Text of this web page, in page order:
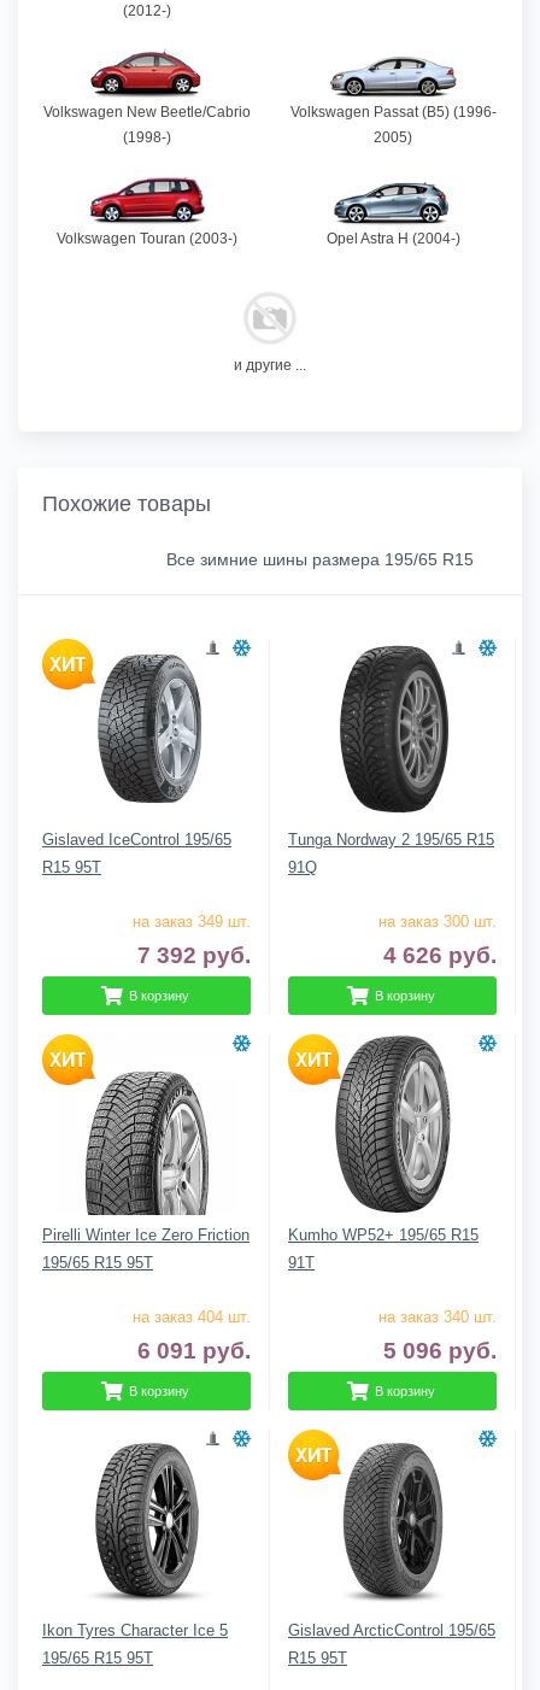
(2012-)
Volkswagen New Beetle/Cabrio
(1998-)
Volkswagen Passat (B5) (1996-
2005)
Volkswagen Touran (2003-) Opel Astra H (2004-)
и другие ...
Похожие товары
Все зимние шины размера 195/65 R15
Gislaved IceControl 195/65
R15 95T
на заказ 349 шт.
7 392 руб.
В корзину
Tunga Nordway 2 195/65 R15
91Q
на заказ 300 шт.
4 626 руб.
В корзину
Pirelli Winter Ice Zero Friction
195/65 R15 95T
на заказ 404 шт.
6 091 руб.
В корзину
Kumho WP52+ 195/65 R15
91T
на заказ 340 шт.
5 096 руб.
В корзину
Ikon Tyres Character Ice 5
195/65 R15 95T
Gislaved ArcticControl 195/65
R15 95T